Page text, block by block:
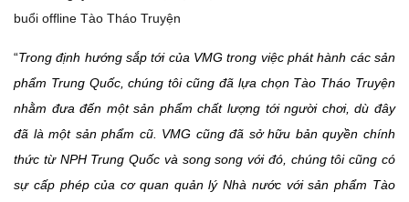
“Trong định hướng sắp tới của VMG trong việc phát hành các sản
phẩm Trung Quốc, chúng tôi cũng đã lựa chọn Tào Tháo Truyện
nhằm đưa đến một sản phẩm chất lượng tới người chơi, dù đây
đã là một sản phẩm cũ. VMG cũng đã sở hữu bản quyền chính
thức từ NPH Trung Quốc và song song với đó, chúng tôi cũng có
sự cấp phép của cơ quan quản lý Nhà nước với sản phẩm Tào